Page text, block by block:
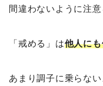
間違わないように注
「戒める」は他人に
あまり調子に乗らな